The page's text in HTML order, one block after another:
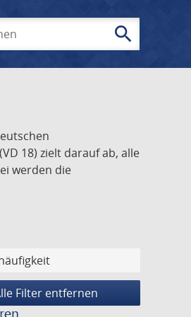
search
18) zielt darauf ab, alle
werden die
Filter entfernen